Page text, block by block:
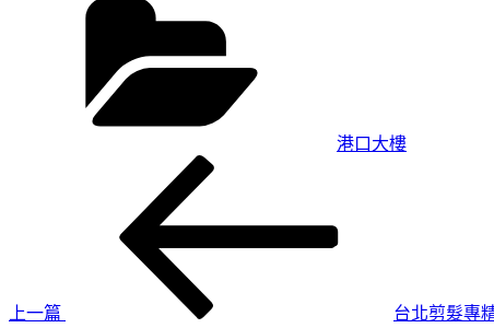
港口大樓
上一篇
台北剪髮專